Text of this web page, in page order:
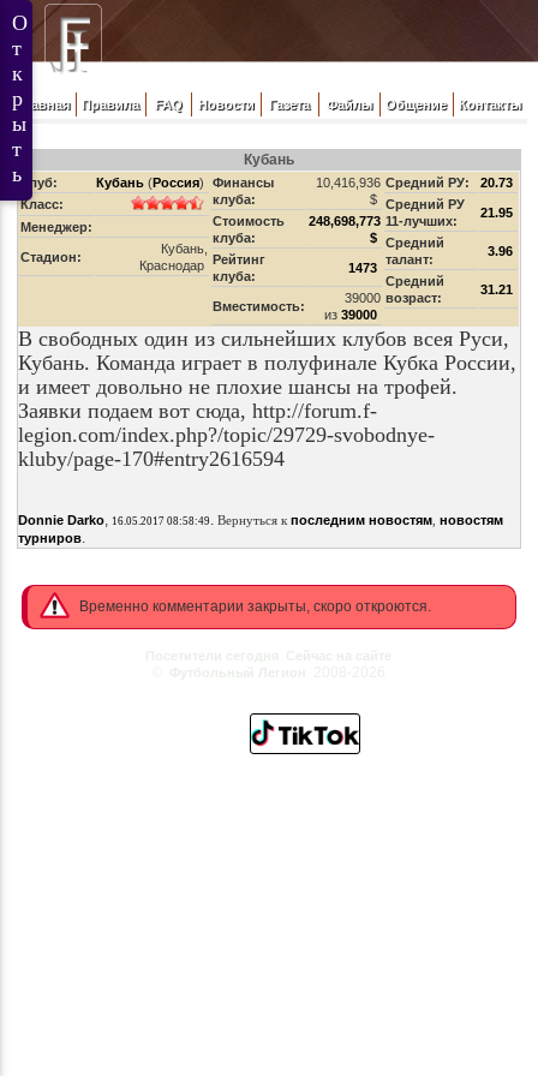
Главная Правила FAQ Новости Газета Файлы Общение Контакты
Кубань
Клуб: Кубань(Россия)
Класс:
Менеджер:
Стадион:
Кубань,
Краснодар
Финансы
клуба:
10,416,936
$
Стоимость
клуба:
248,698,773
$
Рейтинг
клуба:
1473
Вместимость:
39000
из 39000
Средний РУ:
20.73
Средний РУ
11-лучших:
21.95
Средний
талант:
3.96
Средний
возраст:
31.21
В свободных один из сильнейших клубов всея Руси,
Кубань. Команда играет в полуфинале Кубка России,
и имеет довольно не плохие шансы на трофей.
Заявки подаем вот сюда, http://forum.f-
legion.com/index.php?/topic/29729-svobodnye-
kluby/page-170#entry2616594
Donnie Darko, 16.05.2017 08:58:49. Вернуться к последним новостям, новостям
турниров.
Временно комментарии закрыты, скоро откроются.